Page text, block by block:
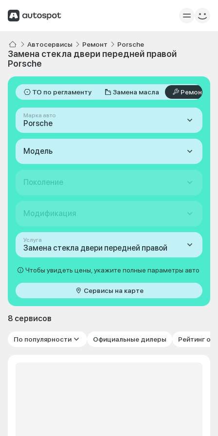
Автосервисы Ремонт Porsche
Замена стекла двери передней правой
Porsche
ТО по регламенту Замена масла Ремонт
Марка авто
Porsche
Модель
Поколение
Модификация
Услуга
Замена стекла двери передней правой
Чтобы увидеть цены, укажите полные параметры авто
Сервисы на карте
8 сервисов
По популярности Официальные дилеры Рейтинг